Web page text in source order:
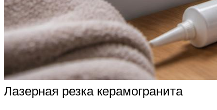
Лазерная резка керамогранита